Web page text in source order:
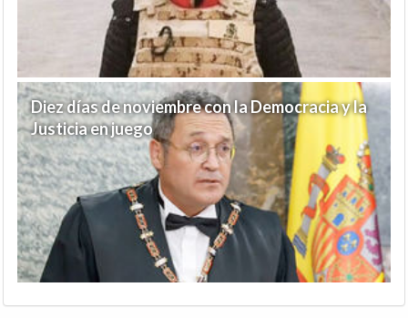
Diez días de noviembre con la Democracia y la
Justicia en juego